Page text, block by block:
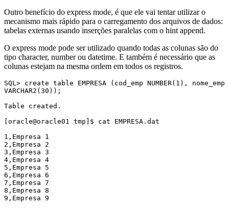
Outro benefício do express mode, é que ele vai tentar utilizar o
mecanismo mais rápido para o carregamento dos arquivos de dados:
tabelas externas usando inserções paralelas com o hint append.
O express mode pode ser utilizado quando todas as colunas são do
tipo character, number ou datetime. E também é necessário que as
colunas estejam na mesma ordem em todos os registros.
SQL> create table EMPRESA (cod_emp NUMBER(1), nome_emp
VARCHAR2(30));
Table created.
[oracle@oracle01 tmp]$ cat EMPRESA.dat
1,Empresa 1
2,Empresa 2
3,Empresa 3
4,Empresa 4
5,Empresa 5
6,Empresa 6
7,Empresa 7
8,Empresa 8
9,Empresa 9